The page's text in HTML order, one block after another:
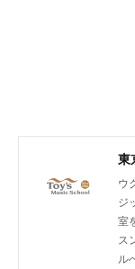
ウ
ジ
室
ス
ル